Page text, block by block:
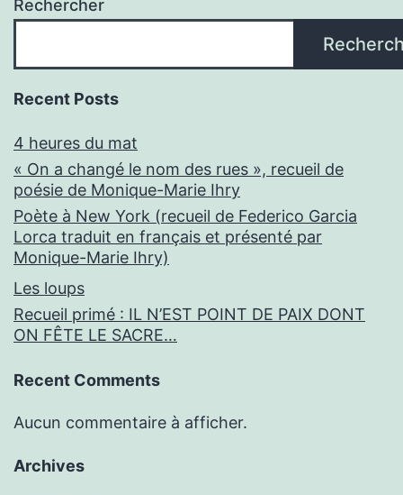
Rechercher
Recent Posts
4 heures du mat
« On a changé le nom des rues », recueil de
poésie de Monique-Marie Ihry
Poète à New York (recueil de Federico Garcia
Lorca traduit en français et présenté par
Monique-Marie Ihry)
Les loups
Recueil primé : IL N’EST POINT DE PAIX DONT
ON FÊTE LE SACRE…
Recent Comments
Aucun commentaire à afficher.
Archives